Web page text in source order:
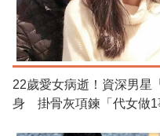
22歲愛女病逝！資深男星
身 掛骨灰項鍊「代女做1